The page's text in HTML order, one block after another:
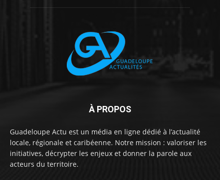
À PROPOS
Guadeloupe Actu est un média en ligne dédié à l’actualité
locale, régionale et caribéenne. Notre mission : valoriser les
initiatives, décrypter les enjeux et donner la parole aux
acteurs du territoire.